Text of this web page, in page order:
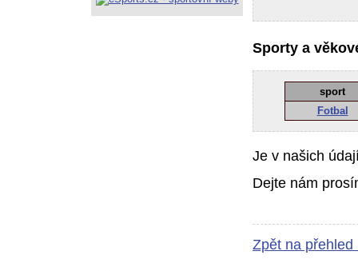
Sporty a
sport
Fotbal
Je v našich
Dejte nám
Zpět na přehled